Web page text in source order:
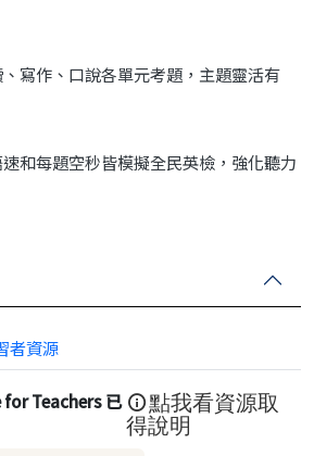
寫作、口說各單元考題，主題靈活有
和每題空秒皆模擬全民英檢，強化聽力
者資源
for Teachers 已
點我看資源取
得說明